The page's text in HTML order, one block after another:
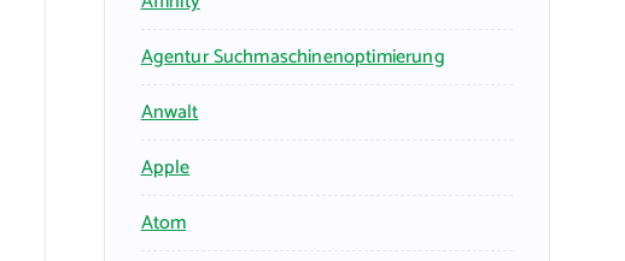
Agentur Suchmaschinenoptimierung
Anwalt
Apple
Atom